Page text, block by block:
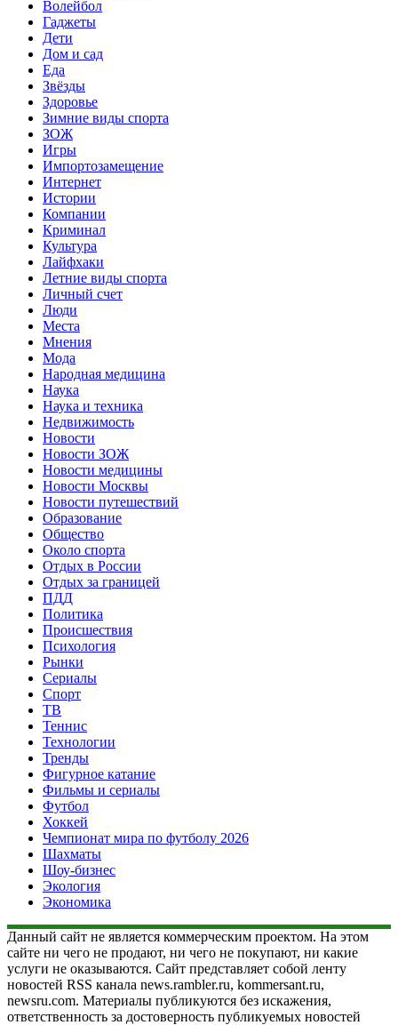
Волейбол
Гаджеты
Дети
Дом и сад
Еда
Звёзды
Здоровье
Зимние виды спорта
ЗОЖ
Игры
Импортозамещение
Интернет
Истории
Компании
Криминал
Культура
Лайфхаки
Летние виды спорта
Личный счет
Люди
Места
Мнения
Мода
Народная медицина
Наука
Наука и техника
Недвижимость
Новости
Новости ЗОЖ
Новости медицины
Новости Москвы
Новости путешествий
Образование
Общество
Около спорта
Отдых в России
Отдых за границей
ПДД
Политика
Происшествия
Психология
Рынки
Сериалы
Спорт
ТВ
Теннис
Технологии
Тренды
Фигурное катание
Фильмы и сериалы
Футбол
Хоккей
Чемпионат мира по футболу 2026
Шахматы
Шоу-бизнес
Экология
Экономика
Данный сайт не является коммерческим проектом. На этом
сайте ни чего не продают, ни чего не покупают, ни какие
услуги не оказываются. Сайт представляет собой ленту
новостей RSS канала news.rambler.ru, kommersant.ru,
newsru.com. Материалы публикуются без искажения,
ответственность за достоверность публикуемых новостей